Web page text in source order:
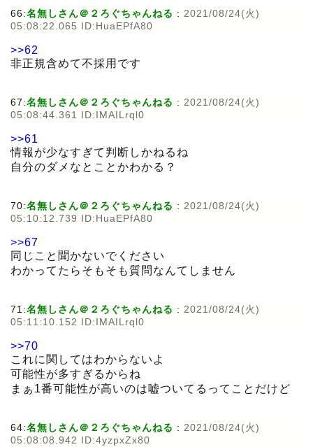
66:名無しさん＠２ろぐちゃんねる : 2021/08/24(火)
05:08:22.065 ID:HuaEPfA80
>>62
非正規含めて不採用です
67:名無しさん＠２ろぐちゃんねる : 2021/08/24(火)
05:08:44.361 ID:IMAILrql0
>>61
情報が少なすぎて判断しかねるね
自分のダメなとことかわかる？
70:名無しさん＠２ろぐちゃんねる : 2021/08/24(火)
05:10:12.739 ID:HuaEPfA80
>>67
同じこと聞かないでください
わかってたらそもそも質問なんてしません
71:名無しさん＠２ろぐちゃんねる : 2021/08/24(火)
05:11:10.152 ID:IMAILrql0
>>70
これに関してはわからないよ
可能性が多すぎるからね
まぁ1番可能性が高いのは嘘ついてるってことだけど
64:名無しさん＠２ろぐちゃんねる : 2021/08/24(火)
05:08:08.942 ID:4yzpxZx80